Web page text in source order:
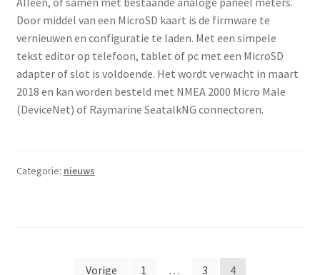
Door middel van een MicroSD kaart is de firmware te
vernieuwen en configuratie te laden. Met een simpele
tekst editor op telefoon, tablet of pc met een MicroSD
adapter of slot is voldoende. Het wordt verwacht in maart
2018 en kan worden besteld met NMEA 2000 Micro Male
(DeviceNet) of Raymarine SeatalkNG connectoren.
Categorie: nieuws
Vorige 1 … 3 4